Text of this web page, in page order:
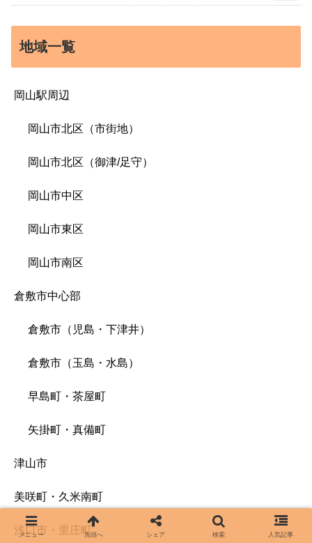
地域一覧
岡山駅周辺
岡山市北区（市街地）
岡山市北区（御津/足守）
岡山市中区
岡山市東区
岡山市南区
倉敷市中心部
倉敷市（児島・下津井）
倉敷市（玉島・水島）
早島町・茶屋町
矢掛町・真備町
津山市
美咲町・久米南町
浅口市・里庄町
メニュー 先頭へ シェア 検索 人気記事